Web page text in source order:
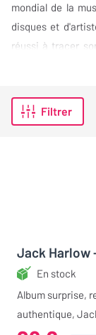
mondial de la
disques et
réussi à tracer
dans l'industrie
Filtrer
Jack Harlow
En stock
Album surprise,
authentique,